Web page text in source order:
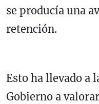
se producía una
retención.
Esto ha llevado a
Gobierno a